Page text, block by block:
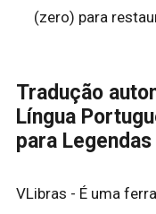
(zero) para
Tradução
Língua
para
VLibras - É uma